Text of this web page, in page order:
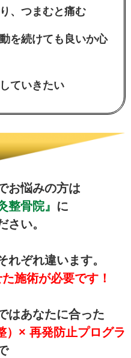
、つまむと痛む
を続けても良いか心
ていきたい
お悩みの方は
整骨院』 に
さい。
れぞれ違います。
施術が必要です！
はあなたに合った
）× 再発防止プログラ